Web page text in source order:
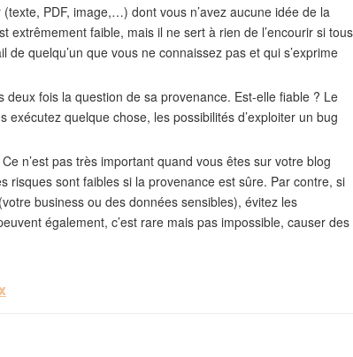
PDF, image,…) dont vous n’avez aucune idée de la
faible, mais il ne sert à rien de l’encourir si tous
quelqu’un que vous ne connaissez pas et qui s’exprime
fois la question de sa provenance. Est-elle fiable ? Le
quelque chose, les possibilités d’exploiter un bug
n’est pas très important quand vous êtes sur votre blog
sont faibles si la provenance est sûre. Par contre, si
business ou des données sensibles), évitez les
également, c’est rare mais pas impossible, causer des